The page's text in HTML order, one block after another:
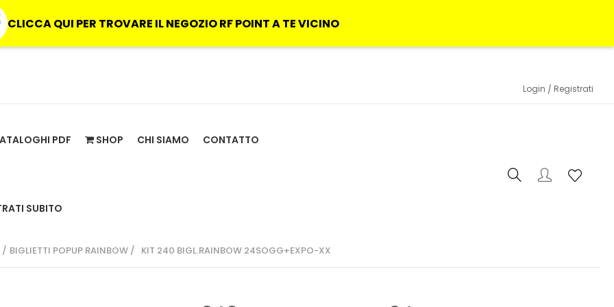
CLICCA QUI PER TROVARE IL NEGOZIO RF POINT A TE VICINO
Login Registrati
PDF SHOP CHI SIAMO CONTATTO
SUBITO
BIGLIETTI POPUP RAINBOW KIT 240 BIGL.RAINBOW 24SOGG+EXPO-XX